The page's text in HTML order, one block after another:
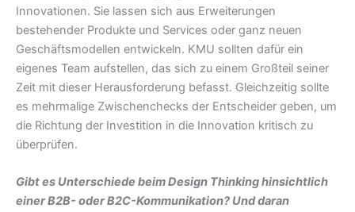
Innovationen. Sie lassen sich aus Erweiterungen
bestehender Produkte und Services oder ganz neuen
Geschäftsmodellen entwickeln. KMU sollten dafür ein
eigenes Team aufstellen, das sich zu einem Großteil seiner
Zeit mit dieser Herausforderung befasst. Gleichzeitig sollte
es mehrmalige Zwischenchecks der Entscheider geben, um
die Richtung der Investition in die Innovation kritisch zu
überprüfen.
Gibt es Unterschiede beim Design Thinking hinsichtlich
einer B2B- oder B2C-Kommunikation? Und daran